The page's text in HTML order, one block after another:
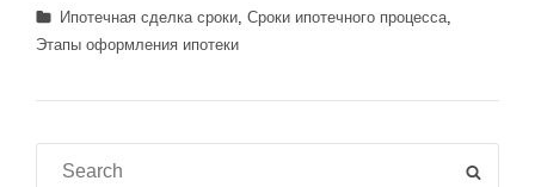
занимает
Категории
Ипотечная сделка сроки, Сроки ипотечного процесса,
Этапы оформления ипотеки